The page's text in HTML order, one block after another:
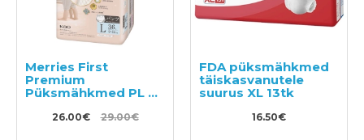
Merries First
Premium
Püksmähkmed PL 9-
26.00€ 29.00€
FDA püksmähkmed
täiskasvanutele
suurus XL 13tk
16.50€